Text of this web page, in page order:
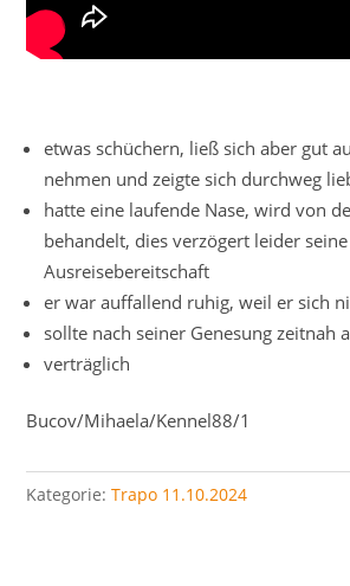
etwas schüchern, ließ sich aber gut
nehmen und zeigte sich durchweg
hatte eine laufende Nase, wird von
behandelt, dies verzögert leider seine
Ausreisebereitschaft
er war auffallend ruhig, weil er sich
sollte nach seiner Genesung zeitnah
verträglich
Bucov/Mihaela/Kennel88/1
Kategorie:Trapo 11.10.2024